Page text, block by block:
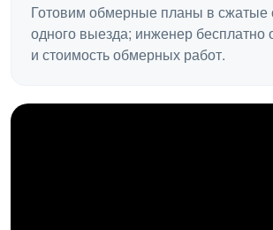
Готовим обмерные планы в сжатые
одного выезда; инженер бесплатно
и стоимость обмерных работ.